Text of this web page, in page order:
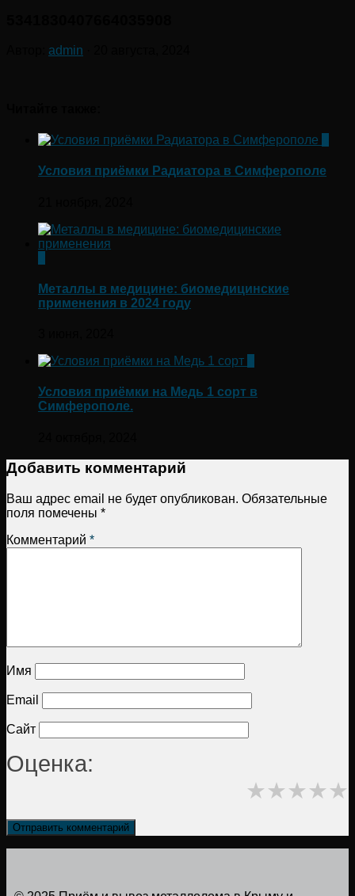
admin
Условия приёмки Радиатора в Симферополе
Металлы в медицине: биомедицинские
применения в 2024 году
Условия приёмки на Медь 1 сорт в
Симферополе.
Добавить комментарий
Ваш адрес email не будет опубликован. Обязательные
поля помечены *
Комментарий *
Имя
Email
Сайт
Оценка:
★
★
★
★
★